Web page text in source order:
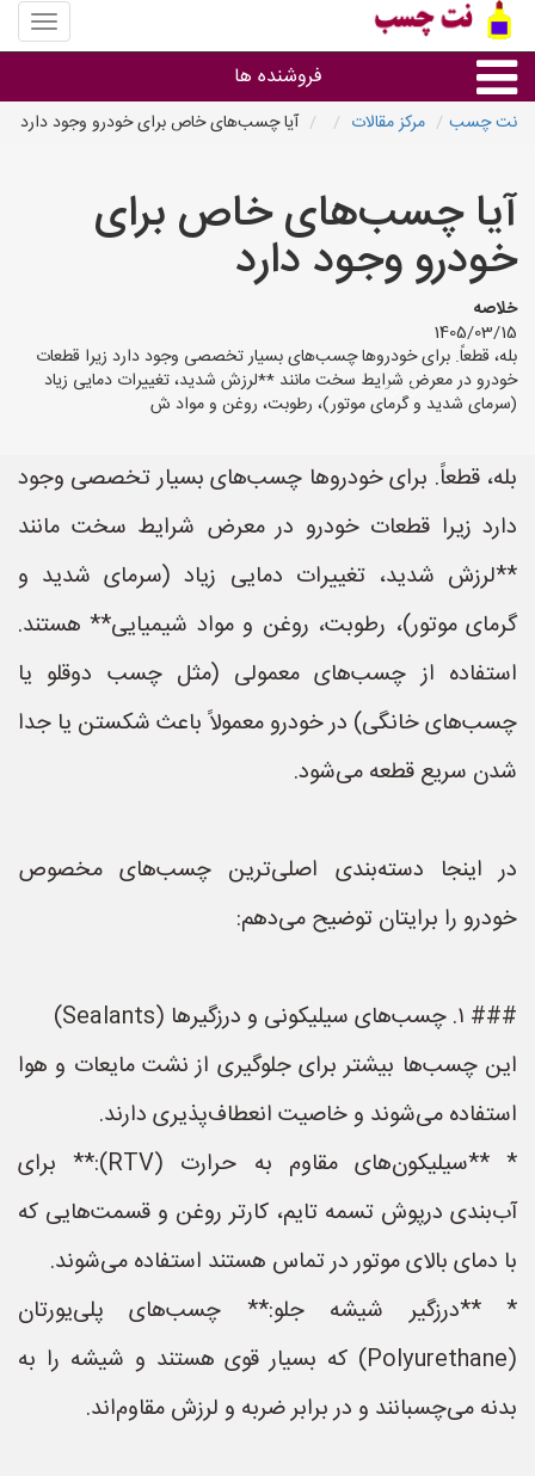
منوی
سایت
چسب
فروشنده ها
استان ها
نت چسب مرکز مقالات آیا چسب‌های خاص برای خودرو وجود دارد
آیا چسب‌های خاص برای
خودرو وجود دارد
خلاصه
1405/03/15
بله، قطعاً. برای خودروها چسب‌های بسیار تخصصی وجود دارد زیرا قطعات
خودرو در معرض شرایط سخت مانند **لرزش شدید، تغییرات دمایی زیاد
(سرمای شدید و گرمای موتور)، رطوبت، روغن و مواد ش
بله، قطعاً. برای خودروها چسب‌های بسیار تخصصی وجود
دارد زیرا قطعات خودرو در معرض شرایط سخت مانند
**لرزش شدید، تغییرات دمایی زیاد (سرمای شدید و
گرمای موتور)، رطوبت، روغن و مواد شیمیایی** هستند.
استفاده از چسب‌های معمولی (مثل چسب دوقلو یا
چسب‌های خانگی) در خودرو معمولاً باعث شکستن یا جدا
شدن سریع قطعه می‌شود.
در اینجا دسته‌بندی اصلی‌ترین چسب‌های مخصوص
خودرو را برایتان توضیح می‌دهم:
### ۱. چسب‌های سیلیکونی و درزگیرها (Sealants)
این چسب‌ها بیشتر برای جلوگیری از نشت مایعات و هوا
استفاده می‌شوند و خاصیت انعطاف‌پذیری دارند.
* **سیلیکون‌های مقاوم به حرارت (RTV):** برای
آب‌بندی درپوش تسمه تایم، کارتر روغن و قسمت‌هایی که
با دمای بالای موتور در تماس هستند استفاده می‌شوند.
* **درزگیر شیشه جلو:** چسب‌های پلی‌یورتان
(Polyurethane) که بسیار قوی هستند و شیشه را به
بدنه می‌چسبانند و در برابر ضربه و لرزش مقاوم‌اند.